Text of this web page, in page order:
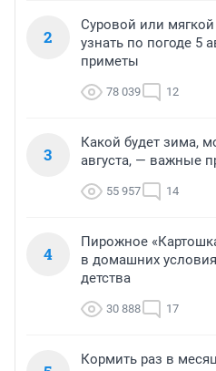
2
Суровой или
узнать по погоде 5
приметы
78 039 12
3
Какой будет зима,
августа, — важные
55 957 14
4
Пирожное
в домашних
детства
30 888 17
Кормить раз в